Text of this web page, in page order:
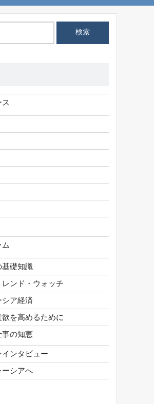
ム
基礎知識
ンド・ウォッチ
ア経済
を高めるために
事の知恵
インタビュー
ーシアへ